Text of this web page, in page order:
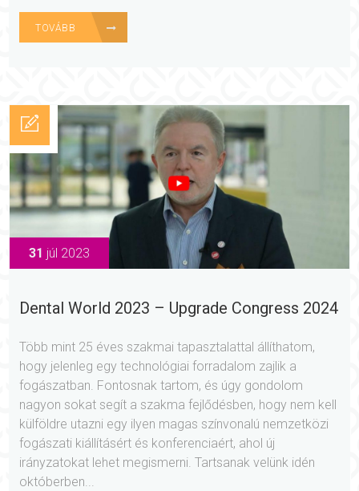
TOVÁBB
31 júl 2023
Dental World 2023 – Upgrade Congress 2024
Több mint 25 éves szakmai tapasztalattal állíthatom,
hogy jelenleg egy technológiai forradalom zajlik a
fogászatban. Fontosnak tartom, és úgy gondolom
nagyon sokat segít a szakma fejlődésben, hogy nem kell
külföldre utazni egy ilyen magas színvonalú nemzetközi
fogászati kiállításért és konferenciaért, ahol új
irányzatokat lehet megismerni. Tartsanak velünk idén
októberben...